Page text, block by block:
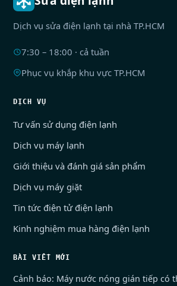
Dịch vụ sửa điện lạnh tại nhà TP.HCM
7:30 – 18:00 · cả tuần
Phục vụ khắp khu vực TP.HCM
DỊCH VỤ
Tư vấn sử dụng điện lạnh
Dịch vụ máy lạnh
Giới thiệu và đánh giá sản phẩm
Dịch vụ máy giặt
Tin tức điện tử điện lạnh
Kinh nghiệm mua hàng điện lạnh
BÀI VIẾT MỚI
Cảnh báo: Máy nước nóng gián tiếp có